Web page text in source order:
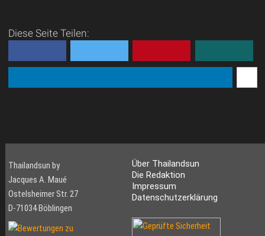
Diese Seite Teilen:
Thailandsun by
Jacques A. Maué
Ostelsheimer Str. 27
D-71034 Böblingen
Über Thailandsun
Die Redaktion
Impressum
Datenschutzerklärung